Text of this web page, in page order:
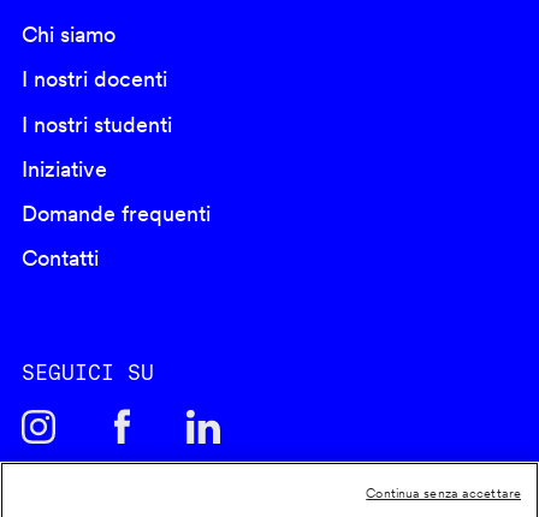
Chi siamo
I nostri docenti
I nostri studenti
Iniziative
Domande frequenti
Contatti
SEGUICI SU
Continua senza accettare